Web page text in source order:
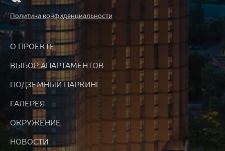
О ПРОЕКТЕ
ВЫБОР АПАРТАМЕНТОВ
ПОДЗЕМНЫЙ ПАРКИНГ
ГАЛЕРЕЯ
ОКРУЖЕНИЕ
НОВОСТИ
Политика конфиденциальности